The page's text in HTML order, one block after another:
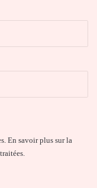
En savoir plus sur la